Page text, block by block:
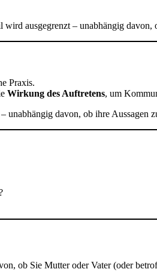
ausgegrenzt – unabhängig
Praxis.
Wirkung des Auftretens, um
davon, ob ihre Aussagen
ob Sie Mutter oder Vater (oder